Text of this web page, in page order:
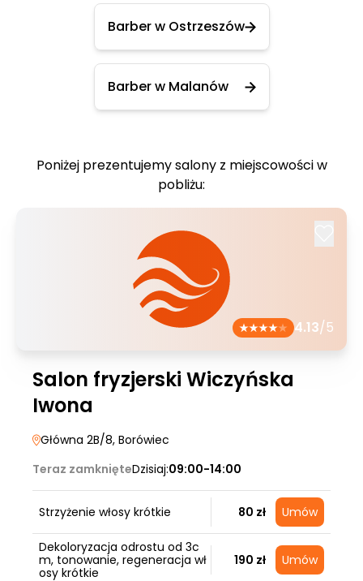
Barber w Ostrzeszów
Barber w Malanów
Poniżej prezentujemy salony z miejscowości w
pobliżu:
4.13/5
Salon fryzjerski Wiczyńska
Iwona
Główna 2B/8, Borówiec
Teraz zamknięteDzisiaj:09:00-14:00
Strzyżenie włosy krótkie 80 zł Umów
Dekoloryzacja odrostu od 3c
m, tonowanie, regeneracja wł
osy krótkie
190 zł Umów